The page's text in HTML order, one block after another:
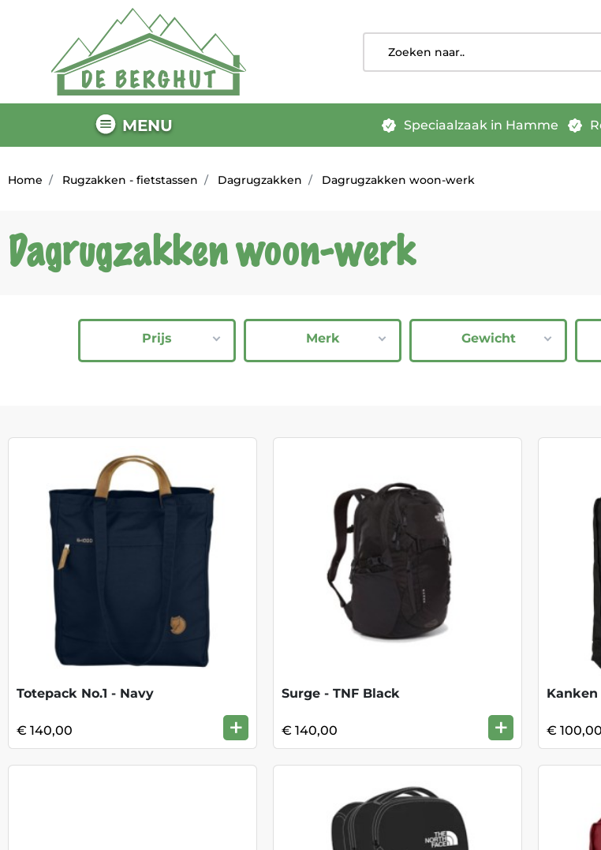
MENU Speciaalzaak in Hamme
Home Rugzakken - fietstassen Dagrugzakken Dagrugzakken woon-werk
Dagrugzakken woon-werk
Prijs Merk Gewicht
Totepack No.1 - Navy
€ 140,00 +
Surge - TNF Black
€ 140,00 + € 100,00